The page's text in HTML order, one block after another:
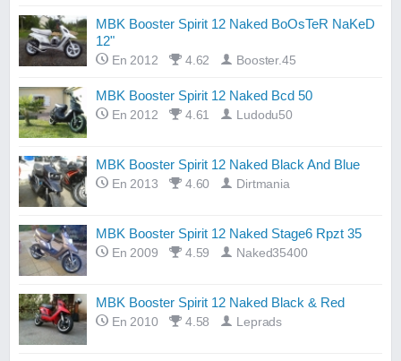
MBK Booster Spirit 12 Naked BoOsTeR NaKeD
12"
En 2012 4.62 Booster.45
MBK Booster Spirit 12 Naked Bcd 50
En 2012 4.61 Ludodu50
MBK Booster Spirit 12 Naked Black And Blue
En 2013 4.60 Dirtmania
MBK Booster Spirit 12 Naked Stage6 Rpzt 35
En 2009 4.59 Naked35400
MBK Booster Spirit 12 Naked Black & Red
En 2010 4.58 Leprads